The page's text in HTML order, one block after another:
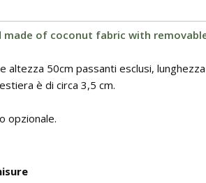
made of coconut fabric with
altezza 50cm passanti esclusi,
è di circa 3,5 cm.
opzionale.